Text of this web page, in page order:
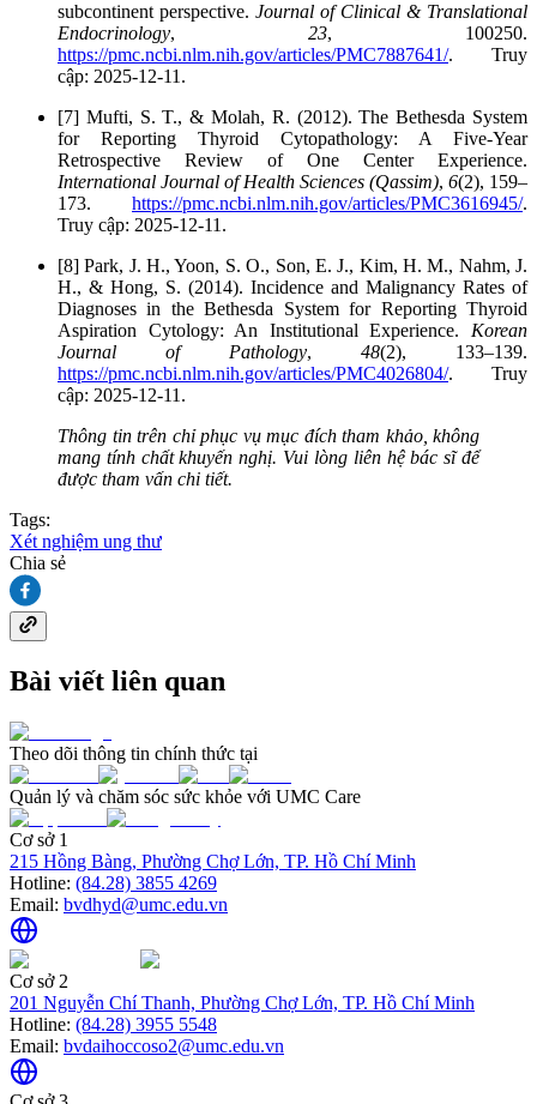
subcontinent perspective. Journal of Clinical & Translational
Endocrinology, 23, 100250.
https://pmc.ncbi.nlm.nih.gov/articles/PMC7887641/. Truy
cập: 2025-12-11.
[7] Mufti, S. T., & Molah, R. (2012). The Bethesda System
for Reporting Thyroid Cytopathology: A Five-Year
Retrospective Review of One Center Experience.
International Journal of Health Sciences (Qassim), 6(2), 159–
173. https://pmc.ncbi.nlm.nih.gov/articles/PMC3616945/.
Truy cập: 2025-12-11.
[8] Park, J. H., Yoon, S. O., Son, E. J., Kim, H. M., Nahm, J.
H., & Hong, S. (2014). Incidence and Malignancy Rates of
Diagnoses in the Bethesda System for Reporting Thyroid
Aspiration Cytology: An Institutional Experience. Korean
Journal of Pathology, 48(2), 133–139.
https://pmc.ncbi.nlm.nih.gov/articles/PMC4026804/. Truy
cập: 2025-12-11.
Thông tin trên chỉ phục vụ mục đích tham khảo, không
mang tính chất khuyến nghị. Vui lòng liên hệ bác sĩ để
được tham vấn chi tiết.
Tags:
Xét nghiệm ung thư
Chia sẻ
Bài viết liên quan
Theo dõi thông tin chính thức tại
Quản lý và chăm sóc sức khỏe với UMC Care
Cơ sở 1
215 Hồng Bàng, Phường Chợ Lớn, TP. Hồ Chí Minh
Hotline: (84.28) 3855 4269
Email: bvdhyd@umc.edu.vn
Cơ sở 2
201 Nguyễn Chí Thanh, Phường Chợ Lớn, TP. Hồ Chí Minh
Hotline: (84.28) 3955 5548
Email: bvdaihoccoso2@umc.edu.vn